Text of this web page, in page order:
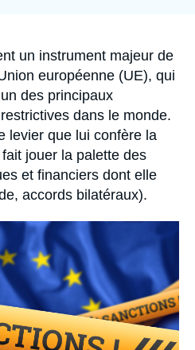
un instrument majeur de
européenne (UE), qui
des principaux
dans le monde.
levier que lui confère la
jouer la palette des
et financiers dont elle
accords bilatéraux).